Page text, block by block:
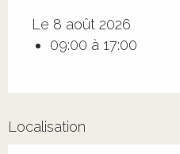
Le 8 août 2026
09:00 à 17:00
Localisation